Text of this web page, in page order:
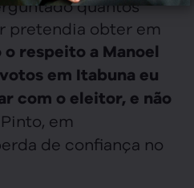
quantos
pretendia obter em
o respeito a Manoel
em Itabuna eu
com o eleitor, e não
em
de confiança no